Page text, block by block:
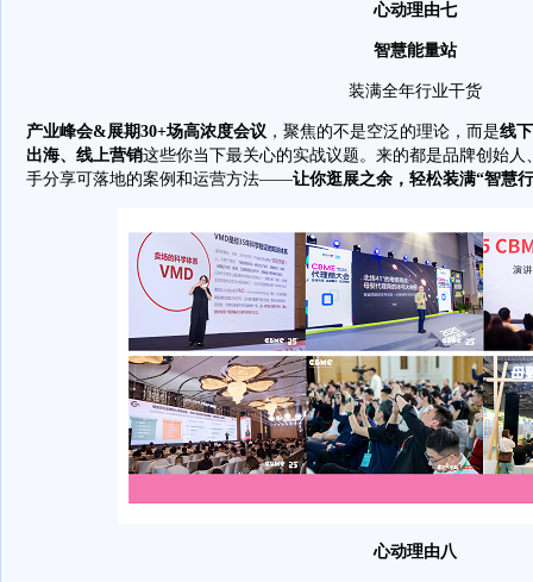
心动理由七
智慧能量站
装满全年行业干货
产业峰会&展期30+场高浓度会议 ，聚焦的不是空泛的理论，而是线
出海、线上营销这些你当下最关心的实战议题。来的都是品牌创始
手分享可落地的案例和运营方法——让你逛展之余，轻松装满“智慧
心动理由八